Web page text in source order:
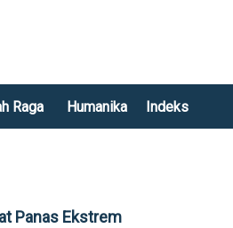
Raga Humanika Indeks
Panas Ekstrem